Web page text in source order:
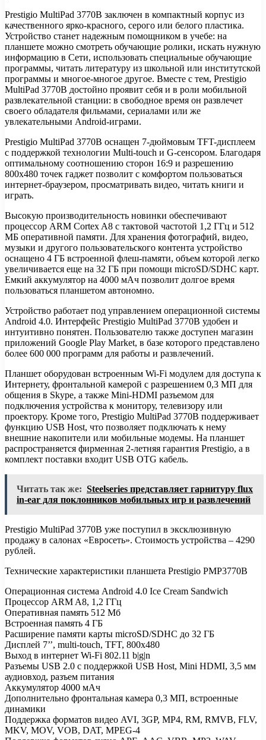
Prestigio MultiPad 3770B заключен в компактный корпус из
качественного ярко-красного, серого или белого пластика.
Устройство станет надежным помощником в учебе: на
планшете можно смотреть обучающие ролики, искать нужную
информацию в Сети, использовать специальные обучающие
программы, читать литературу из школьной или институтской
программы и многое-многое другое. Вместе с тем, Prestigio
MultiPad 3770B достойно проявит себя и в роли мобильной
развлекательной станции: в свободное время он развлечет
своего обладателя фильмами, сериалами или же
увлекательными Android-играми.
Prestigio MultiPad 3770B оснащен 7-дюймовым TFT-дисплеем
с поддержкой технологии Multi-touch и G-сенсором. Благодаря
оптимальному соотношению сторон 16:9 и разрешению
800х480 точек гаджет позволит с комфортом пользоваться
интернет-браузером, просматривать видео, читать книги и
играть.
Высокую производительность новинки обеспечивают
процессор ARM Cortex A8 с тактовой частотой 1,2 ГГц и 512
МБ оперативной памяти. Для хранения фотографий, видео,
музыки и другого пользовательского контента устройство
оснащено 4 ГБ встроенной флеш-памяти, объем которой легко
увеличивается еще на 32 ГБ при помощи microSD/SDHC карт.
Емкий аккумулятор на 4000 мАч позволит долгое время
пользоваться планшетом автономно.
Устройство работает под управлением операционной системы
Android 4.0. Интерфейс Prestigio MultiPad 3770B удобен и
интуитивно понятен. Пользователю также доступен магазин
приложений Google Play Market, в базе которого представлено
более 600 000 программ для работы и развлечений.
Планшет оборудован встроенным Wi-Fi модулем для доступа к
Интернету, фронтальной камерой с разрешением 0,3 МП для
общения в Skype, а также Mini-HDMI разъемом для
подключения устройства к монитору, телевизору или
проектору. Кроме того, Prestigio MultiPad 3770B поддерживает
функцию USB Host, что позволяет подключать к нему
внешние накопители или мобильные модемы. На планшет
распространяется фирменная 2-летняя гарантия Prestigio, а в
комплект поставки входит USB OTG кабель.
Читать так же: Steelseries представляет гарнитуру flux
in-ear для поклонников мобильных игр и развлечений
Prestigio MultiPad 3770B уже поступил в эксклюзивную
продажу в салонах «Евросеть». Стоимость устройства – 4290
рублей.
Технические характеристики планшета Prestigio PMP3770B
Операционная система Android 4.0 Ice Cream Sandwich
Процессор ARM A8, 1,2 ГГц
Оперативная память 512 Мб
Встроенная память 4 ГБ
Расширение памяти карты microSD/SDHC до 32 ГБ
Дисплей 7’’, multi-touch, TFT, 800х480
Выход в интернет Wi-Fi 802.11 b|g|n
Разъемы USB 2.0 с поддержкой USB Host, Mini HDMI, 3,5 мм
аудиовход, разъем питания
Аккумулятор 4000 мАч
Дополнительно фронтальная камера 0,3 МП, встроенные
динамики
Поддержка форматов видео AVI, 3GP, MP4, RM, RMVB, FLV,
MKV, MOV, VOB, DAT, MPEG-4